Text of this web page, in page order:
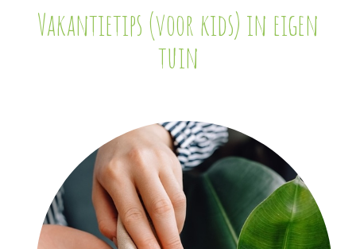
Vakantietips (voor kids) in eigen
tuin